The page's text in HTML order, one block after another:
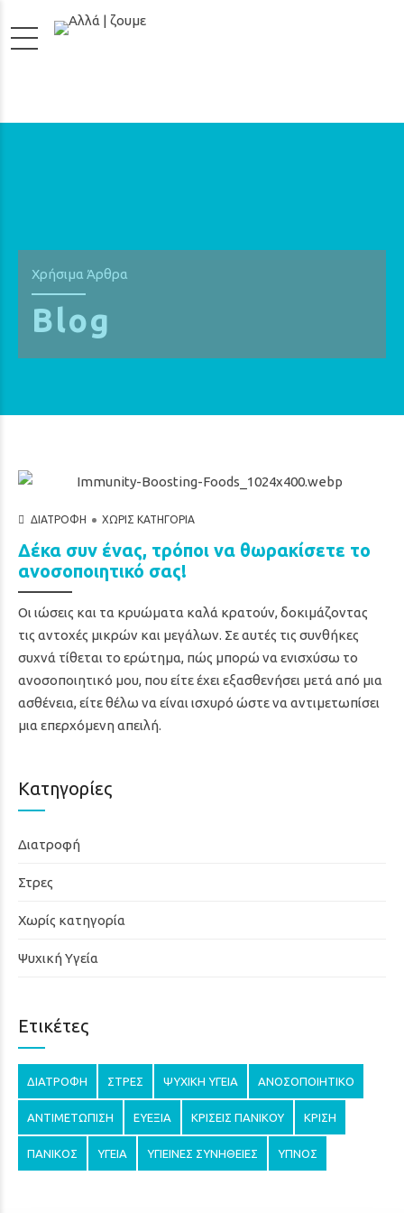
Χρήσιμα Άρθρα
Blog
ΔΙΑΤΡΟΦΉ ΧΩΡΊΣ ΚΑΤΗΓΟΡΊΑ
Δέκα συν ένας, τρόποι να θωρακίσετε το
ανοσοποιητικό σας!
Οι ιώσεις και τα κρυώματα καλά κρατούν, δοκιμάζοντας
τις αντοχές μικρών και μεγάλων. Σε αυτές τις συνθήκες
συχνά τίθεται το ερώτημα, πώς μπορώ να ενισχύσω το
ανοσοποιητικό μου, που είτε έχει εξασθενήσει μετά από μια
ασθένεια, είτε θέλω να είναι ισχυρό ώστε να αντιμετωπίσει
μια επερχόμενη απειλή.
Κατηγορίες
Διατροφή
Στρες
Χωρίς κατηγορία
Ψυχική Υγεία
Ετικέτες
ΔΙΑΤΡΟΦΉ ΣΤΡΕΣ ΨΥΧΙΚΉ ΥΓΕΊΑ ΑΝΟΣΟΠΟΙΗΤΙΚΌ
ΑΝΤΙΜΕΤΏΠΙΣΗ ΕΥΕΞΊΑ ΚΡΊΣΕΙΣ ΠΑΝΙΚΟΎ ΚΡΊΣΗ
ΠΑΝΙΚΌΣ ΥΓΕΊΑ ΥΓΙΕΙΝΈΣ ΣΥΝΉΘΕΙΕΣ ΎΠΝΟΣ